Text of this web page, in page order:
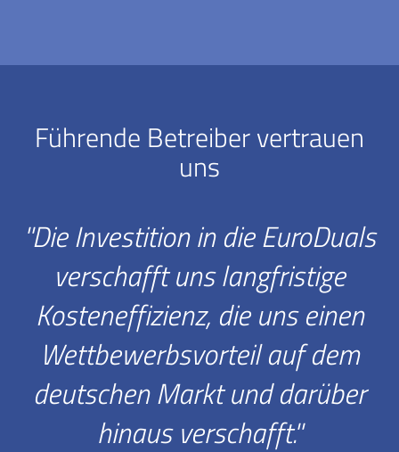
Führende Betreiber vertrauen
uns
''Die Investition in die EuroDuals
verschafft uns langfristige
Kosteneffizienz, die uns einen
Wettbewerbsvorteil auf dem
deutschen Markt und darüber
hinaus verschafft.''